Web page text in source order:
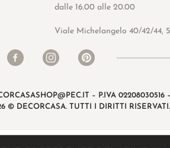
dalle 16.00 alle 20.00
Viale Michelangelo 40/42/44,
– P.IVA 02208030516
© DECORCASA. TUTTI I DIRITTI RISERVATI.